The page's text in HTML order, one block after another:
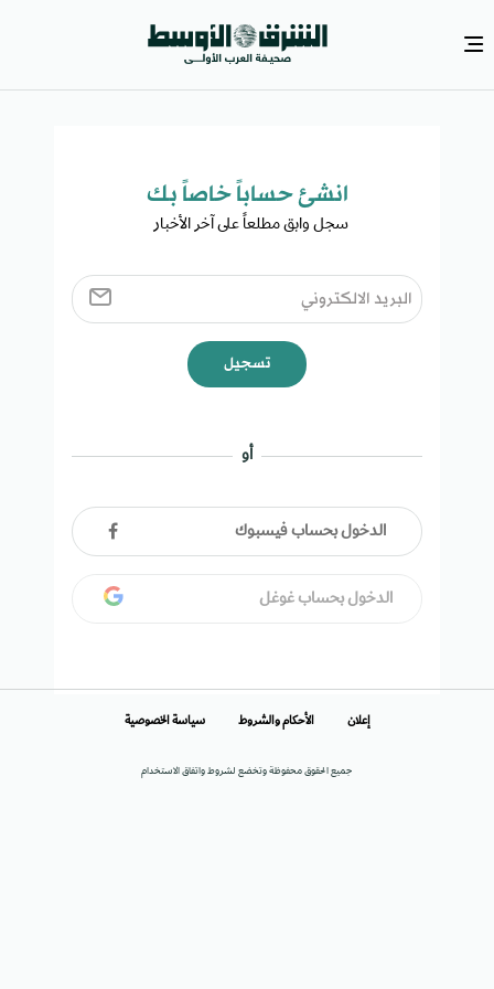
انشئ حساباً خاصاً بك​
سجل وابق مطلعاً على آخر الأخبار ​
تسجيل
أو
الدخول بحساب فيسبوك
الدخول بحساب غوغل
جميع الحقوق محفوظة وتخضع لشروط واتفاق الاستخدام
إعلان الأحكام والشروط سياسة الخصوصية